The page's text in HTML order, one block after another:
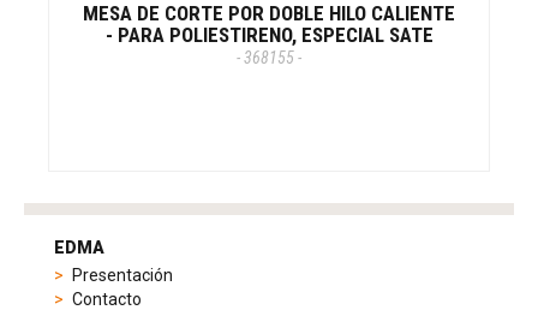
MESA DE CORTE POR DOBLE HILO CALIENTE
- PARA POLIESTIRENO, ESPECIAL SATE
- 368155 -
tag
product
EDMA
Presentación
Contacto